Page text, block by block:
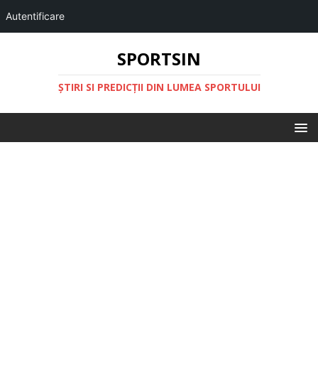
Autentificare
SPORTSIN
ŞTIRI SI PREDICŢII DIN LUMEA SPORTULUI